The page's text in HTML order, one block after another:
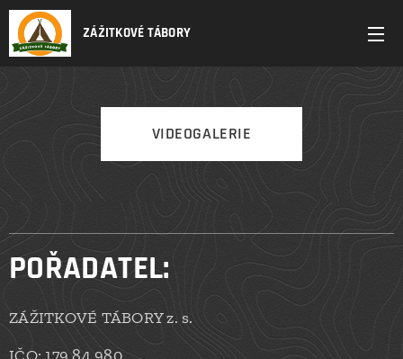
ZÁŽITKOVÉ TÁBORY
VIDEOGALERIE
POŘADATEL:
ZÁŽITKOVÉ TÁBORY z. s.